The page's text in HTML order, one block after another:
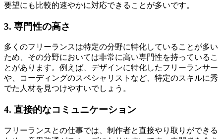
要望にも比較的速やかに対応できることが多いです。
3. 専門性の高さ
多くのフリーランスは特定の分野に特化していることが多い
ため、その分野においては非常に高い専門性を持っているこ
とがあります。例えば、デザインに特化したフリーランサー
や、コーディングのスペシャリストなど、特定のスキルに秀
でた人材を見つけやすいでしょう。
4. 直接的なコミュニケーション
フリーランスとの仕事では、制作者と直接やり取りができる